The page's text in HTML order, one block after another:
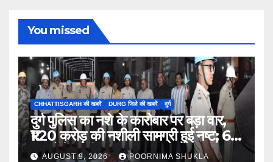
You missed
CHHATTISGARH की खबरें DURG जिले की खबरें दुर्ग
दुर्ग पुलिस का नशे के कारोबार पर बड़ा वार,
₹1.20 करोड़ की नशीली सामग्री हुई नष्ट; 66
मामलों में जब्ती…
AUGUST 9, 2026 POORNIMA SHUKLA